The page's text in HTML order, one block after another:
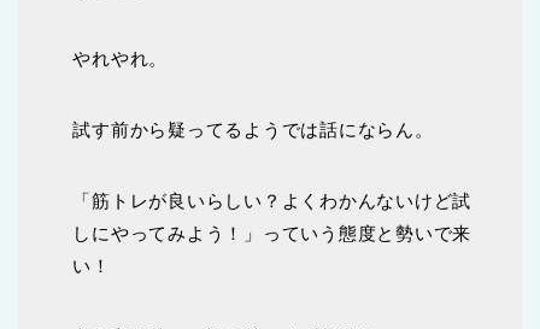
やれやれ。
試す前から疑ってるようでは話にならん。
「筋トレが良いらしい？よくわかんないけど試
しにやってみよう！」っていう態度と勢いで来
い！